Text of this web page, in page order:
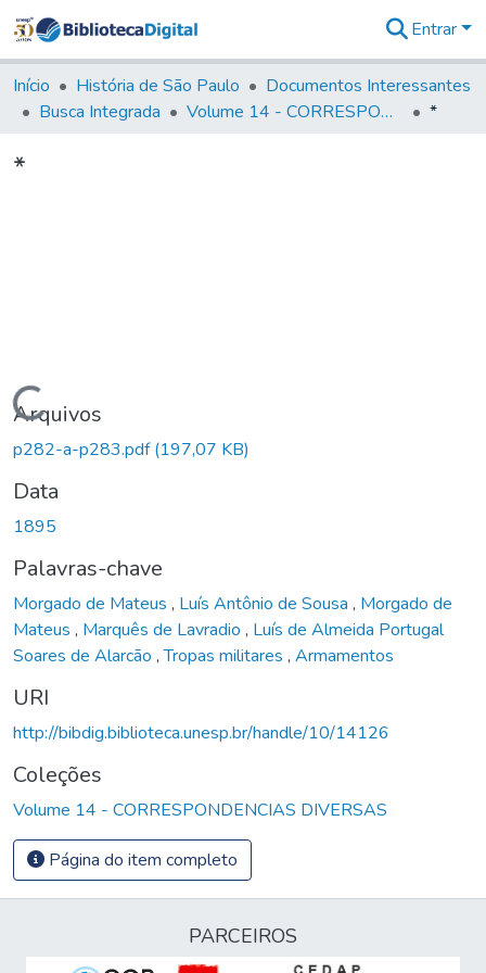
&
Coleções
Tudo na
Entrar
Início História de São Paulo
Documentos Interessantes
Busca Integrada
Volume 14 - CORRESPONDENCIAS DIVERSAS *
*
Carregando...
Arquivos
p282-a-p283.pdf(197,07 KB)
Data
1895
Palavras-chave
Morgado de Mateus , Luís Antônio de Sousa , Morgado de
Mateus , Marquês de Lavradio , Luís de Almeida Portugal
Soares de Alarcão ,Tropas militares , Armamentos
URI
http://bibdig.biblioteca.unesp.br/handle/10/14126
Coleções
Volume 14 - CORRESPONDENCIAS DIVERSAS
Página do item completo
PARCEIROS